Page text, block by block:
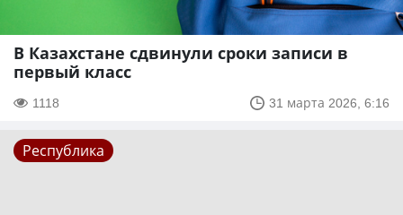
В Казахстане сдвинули сроки записи в
первый класс
1118 31 марта 2026, 6:16
Республика